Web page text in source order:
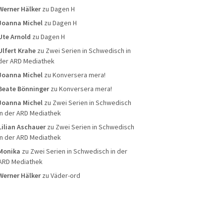
Hälkerzu Dagen H
Michel zu Dagen H
Arnold zu Dagen H
Krahe zu Zwei Serien in Schwedisch in
ARD Mediathek
Michel zu Konversera mera!
Bönningerzu Konversera mera!
Michel zu Zwei Serien in Schwedisch
der ARD Mediathek
Aschauerzu Zwei Serien in Schwedisch
der ARD Mediathek
zu Zwei Serien in Schwedisch in der
Mediathek
Hälkerzu Väder-ord